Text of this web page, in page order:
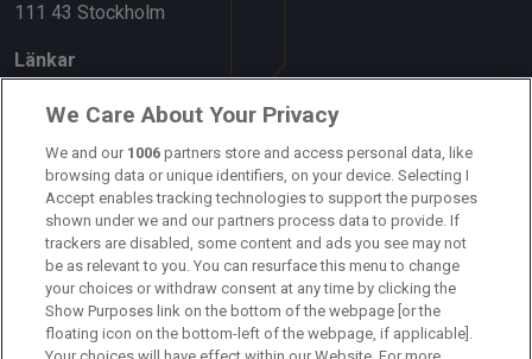
111 43 Stockholm
Länkar
Om oss
Kontakta oss
Kundtjänst
Sponsor: Rekatochklart
Annonsera på Fotbolldirekt
Redaktionell policy
We Care About Your Privacy
We and our 1006 partners store and access personal data, like
browsing data or unique identifiers, on your device. Selecting I
Accept enables tracking technologies to support the purposes
shown under we and our partners process data to provide. If
trackers are disabled, some content and ads you see may not
be as relevant to you. You can resurface this menu to change
your choices or withdraw consent at any time by clicking the
Show Purposes link on the bottom of the webpage [or the
floating icon on the bottom-left of the webpage, if applicable].